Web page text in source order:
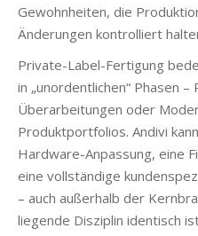
Gewohnheiten, die
Änderungen kontrolliert
Private-Label-Fertigung
in „unordentlichen“ Phasen
Überarbeitungen oder
Produktportfolios. Andivi
Hardware-Anpassung, eine
eine vollständige
– auch außerhalb der
liegende Disziplin identisch